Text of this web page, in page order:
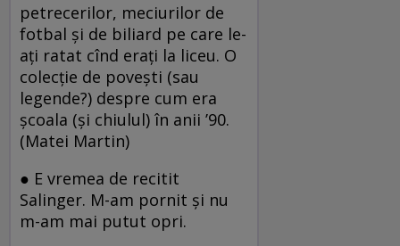
petrecerilor, meciurilor de
fotbal şi de biliard pe care le-
aţi ratat cînd eraţi la liceu. O
colecţie de poveşti (sau
legende?) despre cum era
şcoala (şi chiulul) în anii ’90.
(Matei Martin)
● E vremea de recitit
Salinger. M-am pornit şi nu
m-am mai putut opri.